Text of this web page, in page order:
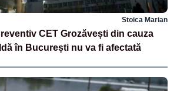
Stoica Marian
CET Grozăvești din cauza
în București nu va fi afectată